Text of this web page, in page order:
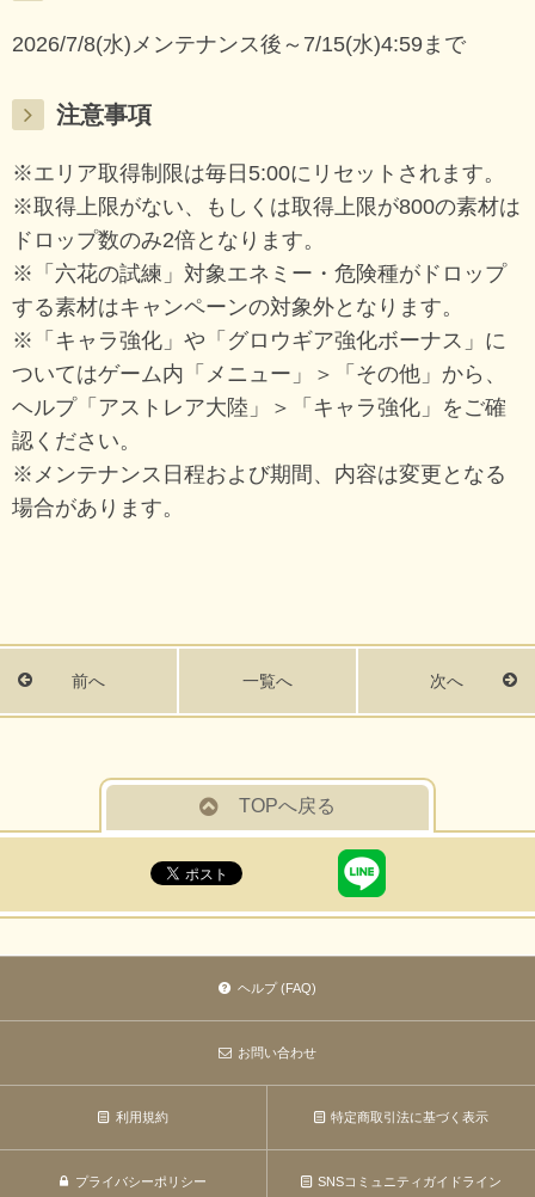
2026/7/8(水)メンテナンス後～7/15(水)4:59まで
注意事項
※エリア取得制限は毎日5:00にリセットされます。
※取得上限がない、もしくは取得上限が800の素材は
ドロップ数のみ2倍となります。
※「六花の試練」対象エネミー・危険種がドロップ
する素材はキャンペーンの対象外となります。
※「キャラ強化」や「グロウギア強化ボーナス」に
ついてはゲーム内「メニュー」＞「その他」から、
ヘルプ「アストレア大陸」＞「キャラ強化」をご確
認ください。
※メンテナンス日程および期間、内容は変更となる
場合があります。
前へ 一覧へ 次へ
TOPへ戻る
ヘルプ (FAQ)
お問い合わせ
利用規約 特定商取引法に基づく表示
プライバシーポリシー SNSコミュニティガイドライン